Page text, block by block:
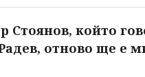
Стоянов, който
отново ще е